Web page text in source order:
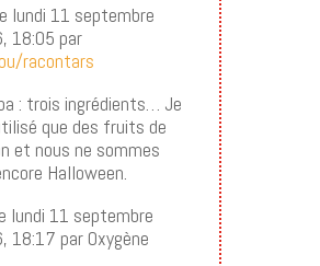
lundi 11 septembre
18:05 par
racontars
: trois ingrédients… Je
que des fruits de
et nous ne sommes
Halloween.
lundi 11 septembre
18:17 par Oxygène